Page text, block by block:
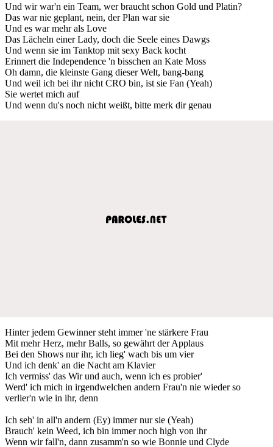
Und wir war'n ein Team, wer braucht schon Gold und Platin?
Das war nie geplant, nein, der Plan war sie
Und es war mehr als Love
Das Lächeln einer Lady, doch die Seele eines Dawgs
Und wenn sie im Tanktop mit sexy Back kocht
Erinnert die Independence 'n bisschen an Kate Moss
Oh damn, die kleinste Gang dieser Welt, bang-bang
Und weil ich bei ihr nicht CRO bin, ist sie Fan (Yeah)
Sie wertet mich auf
Und wenn du's noch nicht weißt, bitte merk dir genau
Hinter jedem Gewinner steht immer 'ne stärkere Frau
Mit mehr Herz, mehr Balls, so gewährt der Applaus
Bei den Shows nur ihr, ich lieg' wach bis um vier
Und ich denk' an die Nacht am Klavier
Ich vermiss' das Wir und auch, wenn ich es probier'
Werd' ich mich in irgendwelchen andern Frau'n nie wieder so
verlier'n wie in ihr, denn
Ich seh' in all'n andern (Ey) immer nur sie (Yeah)
Brauch' kein Weed, ich bin immer noch high von ihr
Wenn wir fall'n, dann zusamm'n so wie Bonnie und Clyde